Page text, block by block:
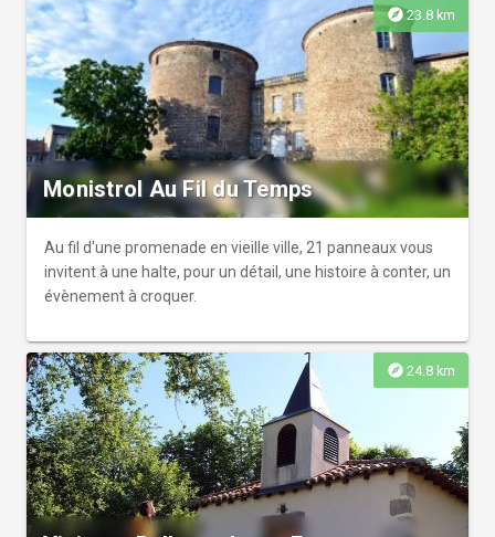
explore 23.8 km
Monistrol Au Fil du Temps
Au fil d'une promenade en vieille ville, 21 panneaux vous
invitent à une halte, pour un détail, une histoire à conter, un
évènement à croquer.
explore 24.8 km